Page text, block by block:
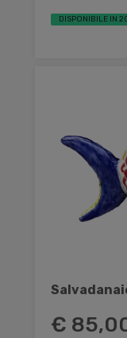
DISPONIBILE IN
€